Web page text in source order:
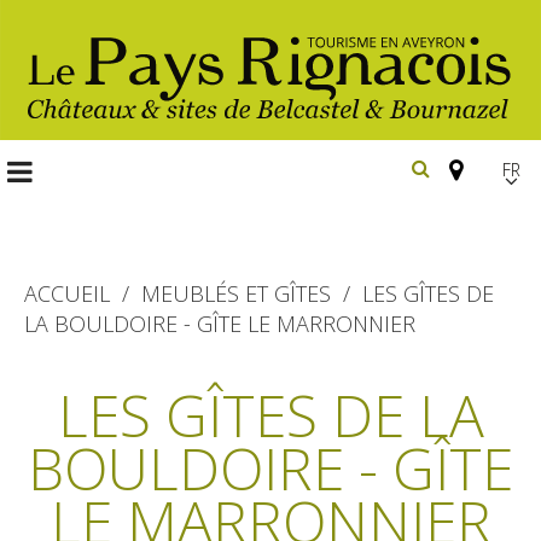
FR
incontournables
Belcastel, village et château
Bournazel, village et château
Randonnée
pédestre
En vélo, à vtt
Gîtes et locations
ACCUEIL MEUBLÉS ET GÎTES
LES GÎTES DE
LA BOULDOIRE - GÎTE LE MARRONNIER
LES GÎTES DE LA
BOULDOIRE - GÎTE
LE MARRONNIER